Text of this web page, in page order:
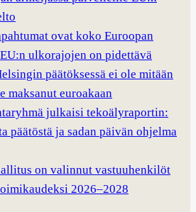
ovat koko Euroopan
ulkorajojen on pidettävä
päätöksessä ei ole mitään
maksanut euroakaan
julkaisi tekoälyraportin:
päätöstä ja sadan päivän ohjelma
on valinnut vastuuhenkilöt
2026–2028